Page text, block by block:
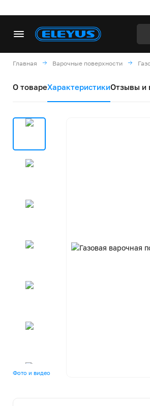
Главная Варочные поверхности
О товареХарактеристикиОтзывы и
Фото и видео